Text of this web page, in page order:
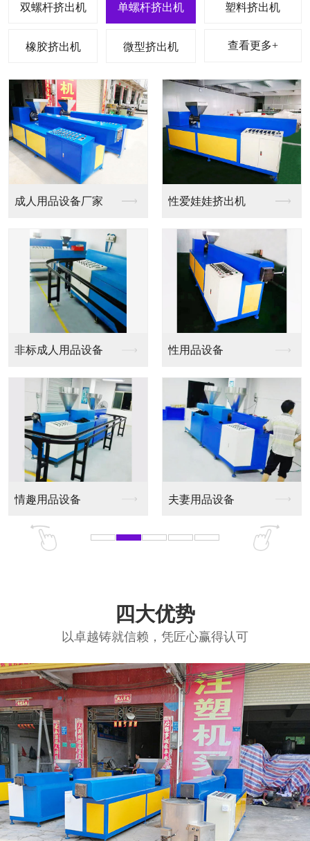
双螺杆挤出机 单螺杆挤出机 塑料挤出机
橡胶挤出机 微型挤出机 查看更多+
成人用品设备厂家 性爱娃娃挤出机
非标成人用品设备 性用品设备
情趣用品设备 夫妻用品设备
四大优势
以卓越铸就信赖，凭匠心赢得认可